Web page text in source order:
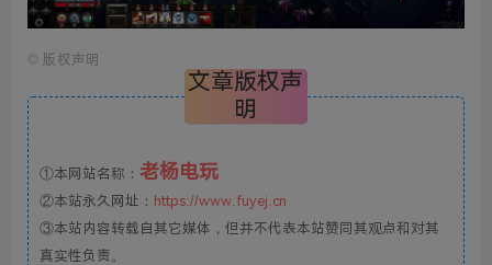
© 版权声明
文章版权声
明
①本网站名称： 老杨电玩
②本站永久网址： https://www.fuyej.cn
③本站内容转载自其它媒体，但并不代表本站赞同其观点和对其
真实性负责。